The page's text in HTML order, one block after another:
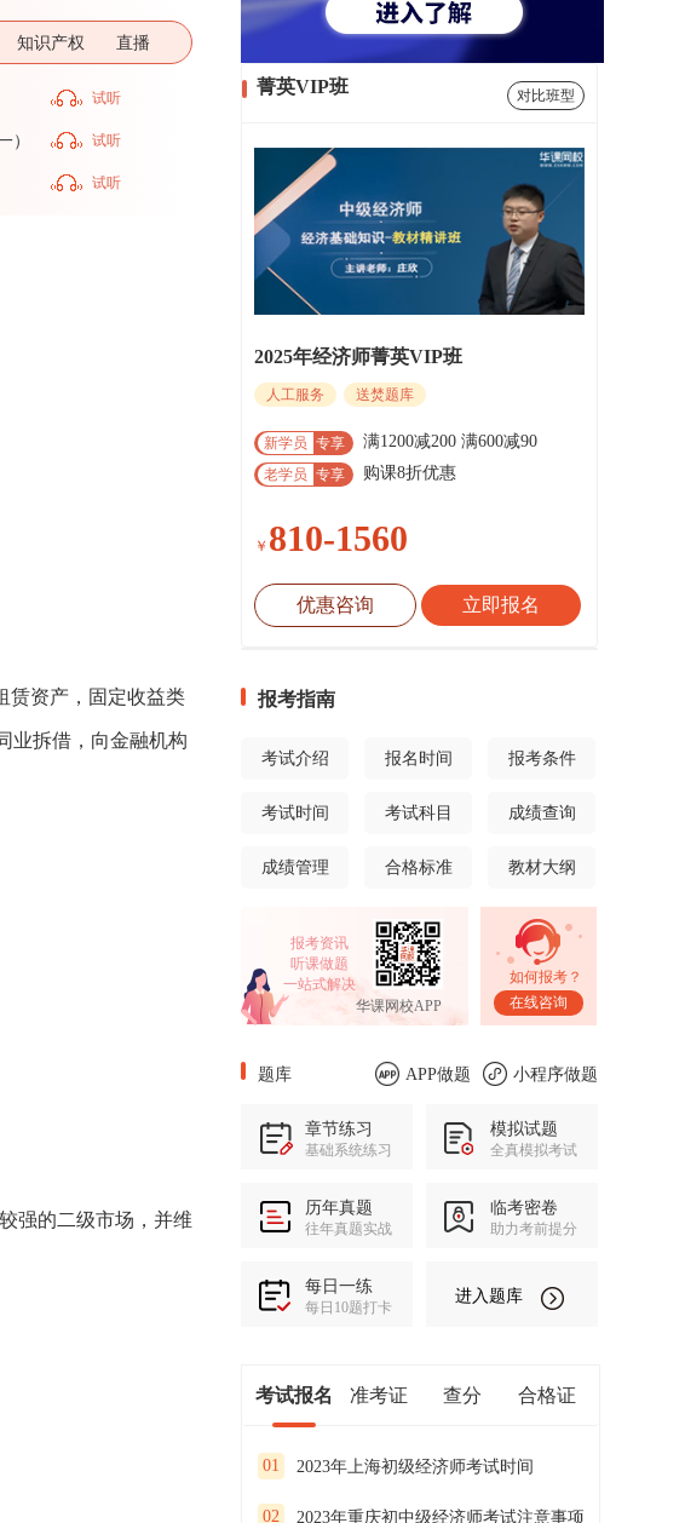
知识产权 直播
试听
） 试听
试听
赁资产，固定收益类
业拆借，向金融机构
强的二级市场，并维
菁英VIP班 对比班型
2025年经济师菁英VIP班
人工服务 送焚题库
新学员 专享 满1200减200 满600减90
老学员 专享 购课8折优惠
￥ 810-1560
优惠咨询 立即报名
报考指南
考试介绍 报名时间 报考条件
考试时间 考试科目 成绩查询
成绩管理 合格标准 教材大纲
报考资讯
听课做题
一站式解决
华课网校APP
如何报考？
在线咨询
题库 APP做题 小程序做题
章节练习
基础系统练习
模拟试题
全真模拟考试
历年真题
往年真题实战
临考密卷
助力考前提分
每日一练
每日10题打卡
进入题库
考试报名 准考证 查分 合格证
01 2023年上海初级经济师考试时间
02 2023年重庆初中级经济师考试注意事项